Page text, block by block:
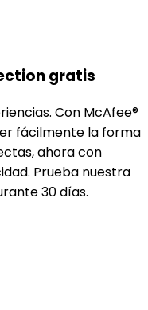
gratis
Con McAfee®
fácilmente la forma
ahora con
Prueba nuestra
30 días.